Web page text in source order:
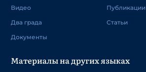
Видео
Два града
Документы
Публикации
Статьи
Материалы на других языках